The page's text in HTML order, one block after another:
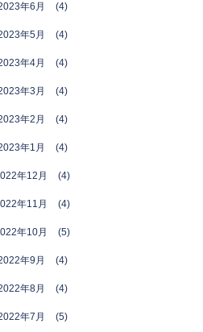
年6月 (4)
年5月 (4)
年4月 (4)
年3月 (4)
年2月 (4)
年1月 (4)
年12月 (4)
年11月 (4)
年10月 (5)
年9月 (4)
年8月 (4)
年7月 (5)